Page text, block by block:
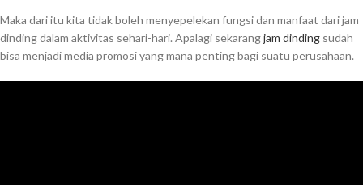
Maka dari itu kita tidak boleh menyepelekan fungsi dan manfaat dari jam
dinding dalam aktivitas sehari-hari. Apalagi sekarangjam dinding sudah
bisa menjadi media promosi yang mana penting bagi suatu perusahaan.